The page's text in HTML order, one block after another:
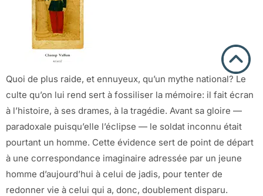
Quoi de plus raide, et ennuyeux, qu’un mythe national? Le
culte qu’on lui rend sert à fossiliser la mémoire: il fait écran
à l’histoire, à ses drames, à la tragédie. Avant sa gloire —
paradoxale puisqu’elle l’éclipse — le soldat inconnu était
pourtant un homme. Cette évidence sert de point de départ
à une correspondance imaginaire adressée par un jeune
homme d’aujourd’hui à celui de jadis, pour tenter de
redonner vie à celui qui a, donc, doublement disparu.